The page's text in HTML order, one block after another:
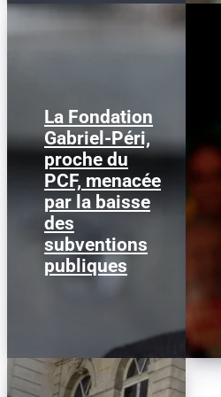
La Fondation
Gabriel-Péri,
proche du
PCF, menacée
par la baisse
des
subventions
publiques
Guillaume Roubaud-
Quashie, président de la
Fondation Gabriel-Péri
et membre de la
direction du PCF...